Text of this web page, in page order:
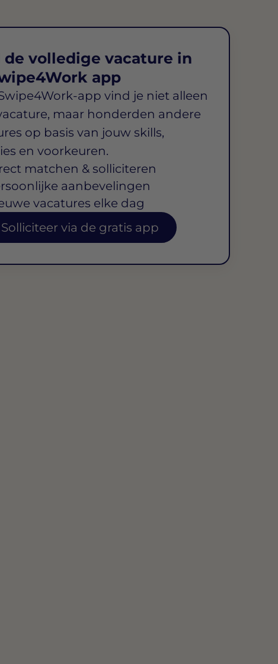
de volledige vacature in
app
app vind je niet alleen
maar honderden andere
op basis van jouw skills,
en voorkeuren.
matchen & solliciteren
aanbevelingen
vacatures elke dag
Solliciteer via de gratis app